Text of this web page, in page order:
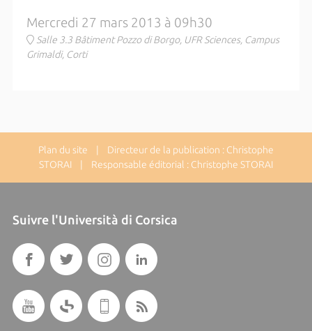
Mercredi 27 mars 2013 à 09h30
Salle 3.3 Bâtiment Pozzo di Borgo, UFR Sciences, Campus
Grimaldi, Corti
Plan du site | Directeur de la publication : Christophe
STORAI | Responsable éditorial : Christophe STORAI
Suivre l'Università di Corsica